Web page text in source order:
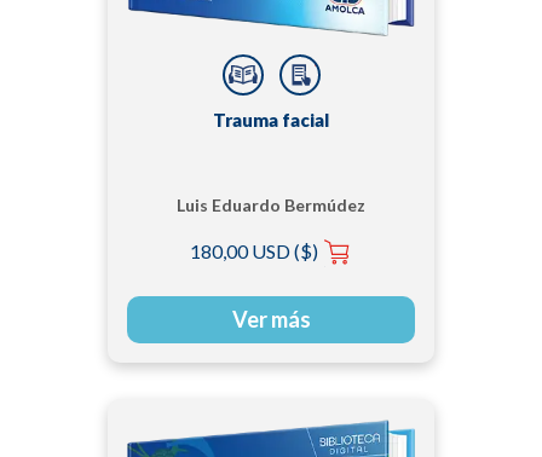
Trauma facial
Luis Eduardo Bermúdez
180,00 USD ($)
Ver más